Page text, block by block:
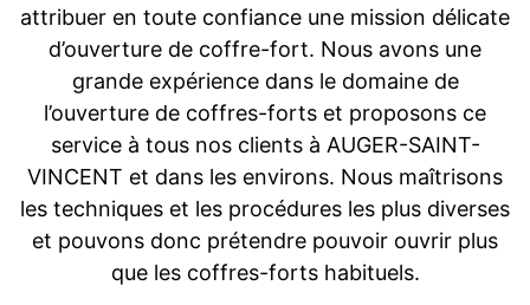
attribuer en toute confiance une mission délicate
d’ouverture de coffre-fort. Nous avons une
grande expérience dans le domaine de
l’ouverture de coffres-forts et proposons ce
service à tous nos clients à AUGER-SAINT-
VINCENT et dans les environs. Nous maîtrisons
les techniques et les procédures les plus diverses
et pouvons donc prétendre pouvoir ouvrir plus
que les coffres-forts habituels.